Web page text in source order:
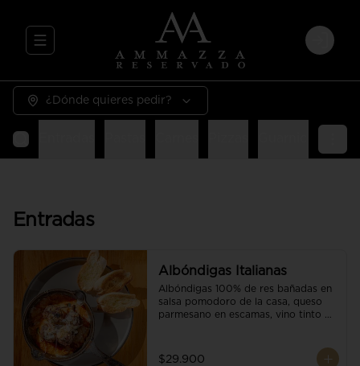
Abrir menu de navegación Login
¿Dónde quieres pedir?
Entradas
Albóndigas Italianas
Albóndigas 100% de res bañadas en
salsa pomodoro de la casa, queso
parmesano en escamas, vino tinto y
$29.900